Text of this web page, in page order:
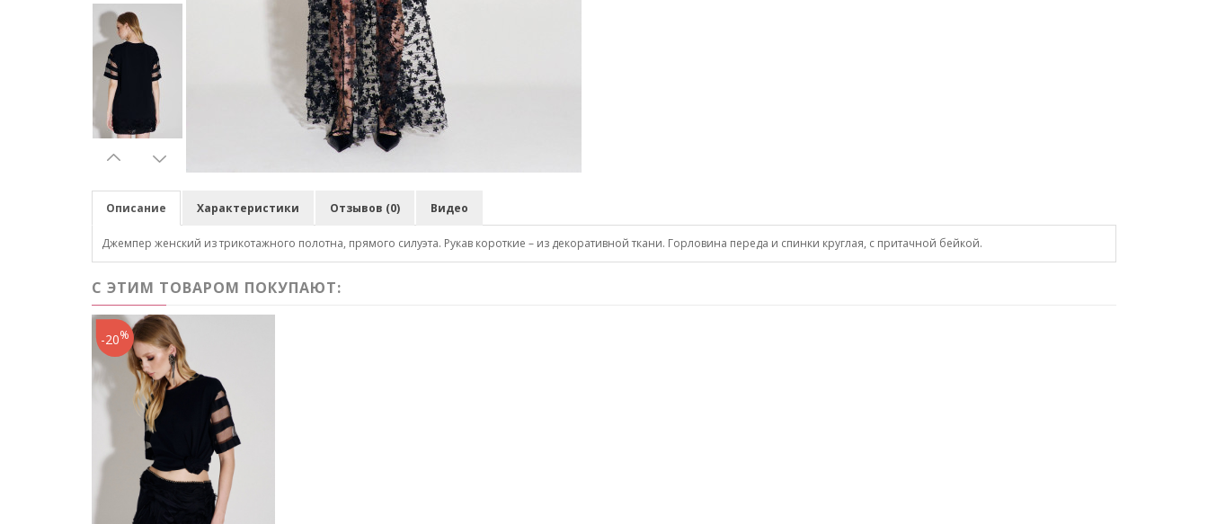
Описание Характеристики Отзывов (0) Видео
Джемпер женский из трикотажного полотна, прямого силуэта. Рукав короткие – из декоративной ткани. Горловина переда и спинки круглая, с притачной бейкой.
С ЭТИМ ТОВАРОМ ПОКУПАЮТ:
-20%